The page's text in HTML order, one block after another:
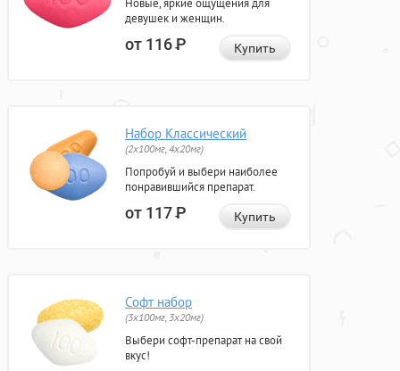
Новые, яркие ощущения для
девушек и женщин.
от 116Р Купить
Набор Классический
(2x100мг, 4x20мг)
Попробуй и выбери наиболее
понравившийся препарат.
от 117Р Купить
Софт набор
(3x100мг, 3x20мг)
Выбери софт-препарат на свой
вкус!